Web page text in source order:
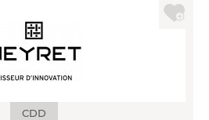
CDD